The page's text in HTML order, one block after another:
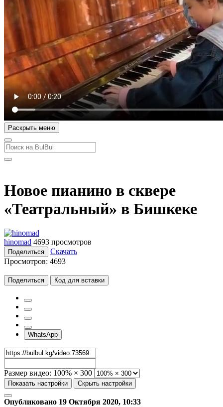
Раскрыть меню
Новое пианино в сквере
«Театральный» в Бишкеке
hinomad 4693 просмотров
Поделиться
Скачать
Просмотров: 4693
Поделиться Код для вставки
WhatsApp
Размер видео: 100% × 300
Показать настройки Скрыть настройки
Опубликовано 19 Октября 2020, 10:33